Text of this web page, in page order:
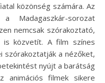
közönség számára. Az
Madagaszkár-sorozat
nemcsak szórakoztató,
is közvetít. A film színes
szórakoztatják a nézőket,
nyújt a barátság
animációs filmek sikere